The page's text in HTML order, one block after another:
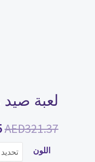
لعبة
AED321.37
اللون